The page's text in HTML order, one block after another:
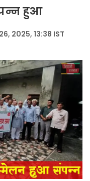
हुआ
2025, 13:38 IST